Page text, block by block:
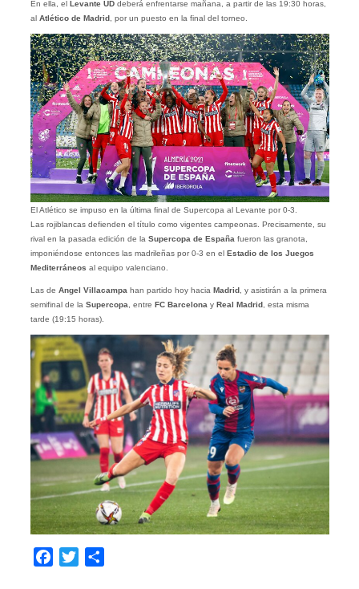
En ella, el Levante UDdeberá enfrentarse mañana, a partir de las 19:30 horas,
al Atlético de Madrid, por un puesto en la final del torneo.
El Atlético se impuso en la última final de Supercopa al Levante por 0-3.
Las rojiblancas defienden el título como vigentes campeonas. Precisamente, su
rival en la pasada edición de la Supercopa de España fueron las granota,
imponiéndose entonces las madrileñas por 0-3 en el Estadio de los Juegos
Mediterráneos al equipo valenciano.
Las de Angel Villacampa han partido hoy hacia Madrid, y asistirán a la primera
semifinal de la Supercopa , entre FC Barcelona y Real Madrid, esta misma
tarde (19:15 horas).
Facebook
Twitter